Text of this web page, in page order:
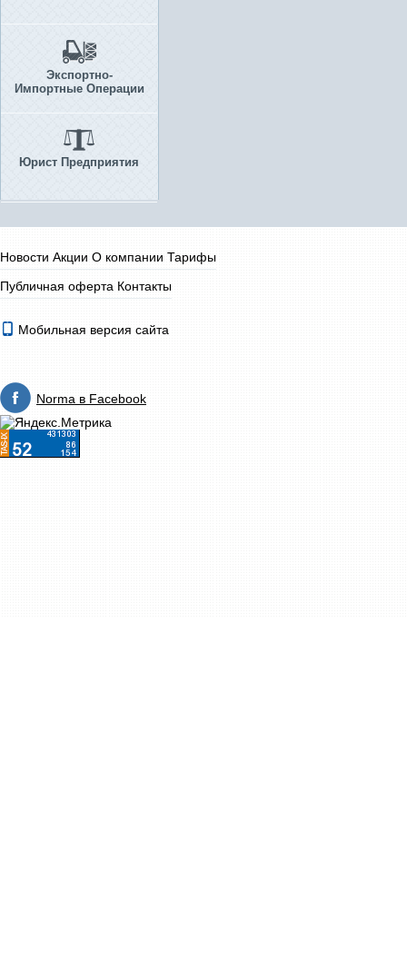
Экспортно-
Импортные Операции
Юрист Предприятия
Новости Акции О компании Тарифы
Публичная оферта Контакты
Мобильная версия сайта
Norma в Facebook